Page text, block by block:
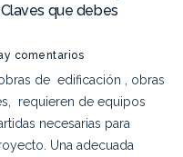
que debes
comentarios
de edificación , obras
requieren de equipos
necesarias para
Una adecuada